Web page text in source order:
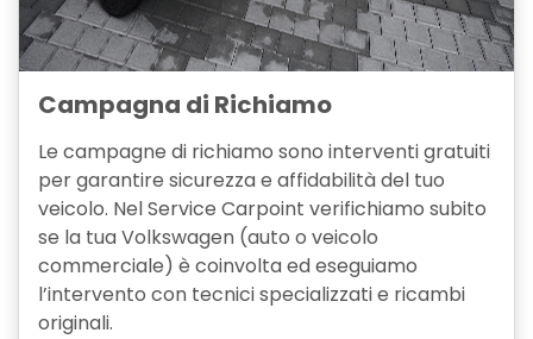
Campagna di Richiamo
Le campagne di richiamo sono interventi gratuiti
per garantire sicurezza e affidabilità del tuo
veicolo. Nel Service Carpoint verifichiamo subito
se la tua Volkswagen (auto o veicolo
commerciale) è coinvolta ed eseguiamo
l’intervento con tecnici specializzati e ricambi
originali.